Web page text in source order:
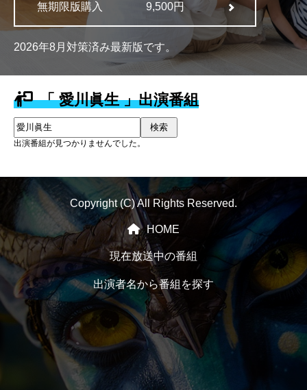
無期限版購入 9,500円
2026年8月対策済み最新版です。
「 愛川眞生 」出演番組
検索
出演番組が見つかりませんでした。
Copyright (C) All Rights Reserved.
HOME
現在放送中の番組
出演者名から番組を探す